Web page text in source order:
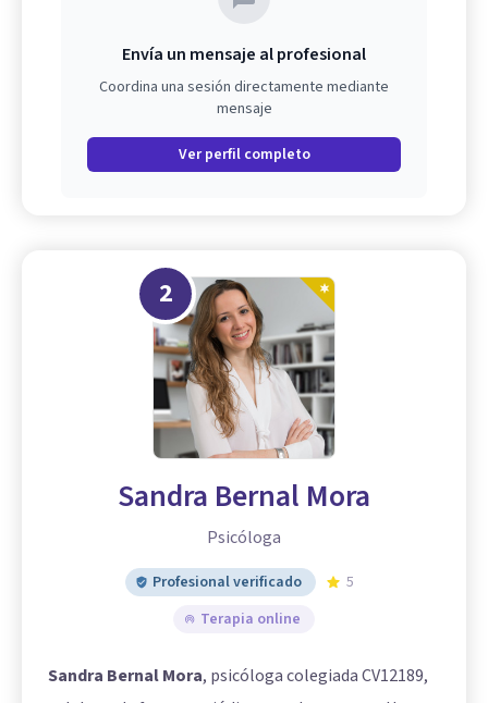
Envía un mensaje al profesional
Coordina una sesión directamente mediante
mensaje
Ver perfil completo
2
Sandra Bernal Mora
Psicóloga
Profesional verificado
5
Terapia online
Sandra Bernal Mora, psicóloga colegiada CV12189,